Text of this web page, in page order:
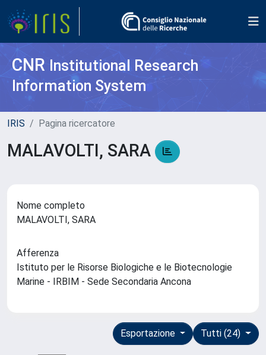
CNR Institutional Research
Information System
IRIS Pagina ricercatore
MALAVOLTI, SARA
Nome completo
MALAVOLTI, SARA
Afferenza
Istituto per le Risorse Biologiche e le Biotecnologie
Marine - IRBIM - Sede Secondaria Ancona
Tutti (24)
Esportazione